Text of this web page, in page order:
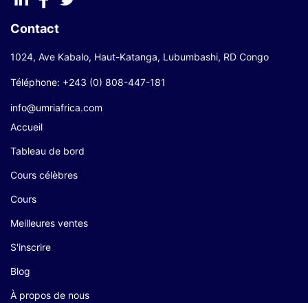
Contact
1024, Ave Kabalo, Haut-Katanga, Lubumbashi, RD Congo
Téléphone: +243 (0) 808-447-181
info@umriafrica.com
Accueil
Tableau de bord
Cours célèbres
Cours
Meilleures ventes
S'inscrire
Blog
À propos de nous